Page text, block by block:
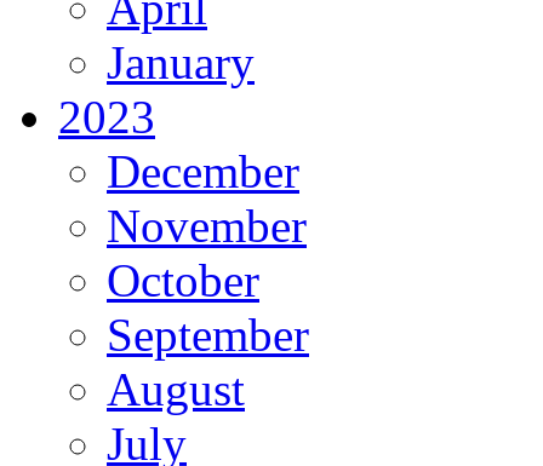
January
2023
December
November
October
September
August
July